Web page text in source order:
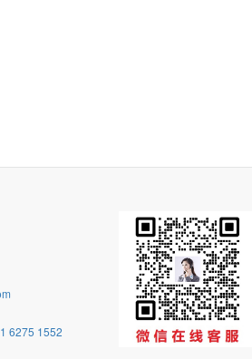
6275 1552